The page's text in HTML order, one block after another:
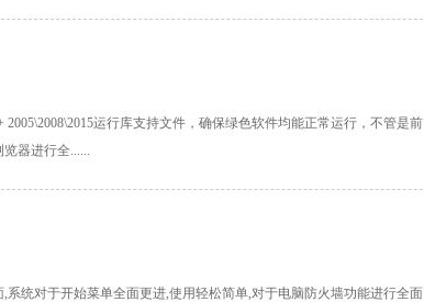
运行库支持文件，确保绿色软件均能正常运行，不管是前
器进行全......
系统对于开始菜单全面更进,使用轻松简单,对于电脑防火墙功能进行全面